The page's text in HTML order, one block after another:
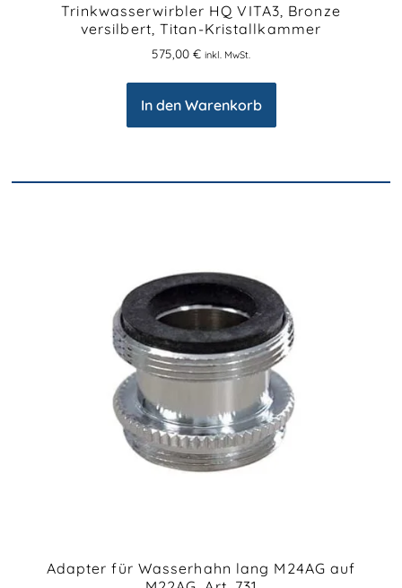
Trinkwasserwirbler HQ VITA3, Bronze
versilbert, Titan-Kristallkammer
575,00 € inkl. MwSt.
In den Warenkorb
Adapter für Wasserhahn lang M24AG auf